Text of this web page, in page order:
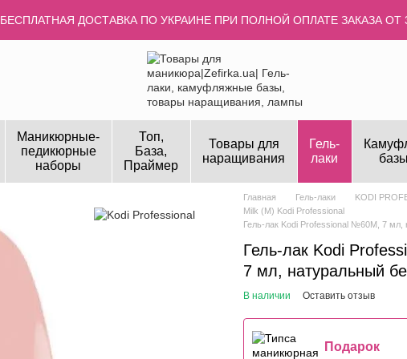
БЕСПЛАТНАЯ ДОСТАВКА ПО УКРАИНЕ ПРИ ПОЛНОЙ ОПЛАТЕ ЗАКАЗА ОТ
Маникюрные-
педикюрные
наборы
Топ,
База,
Праймер
Товары для
наращивания
Гель-
лаки
Главная Гель-лаки KODI
Milk (M) Kodi Professional
Гель-лак Kodi Professional №60M, 7 мл,
Гель-лак Kodi
7 мл, натуральный
В наличии Оставить отзыв
Подарок